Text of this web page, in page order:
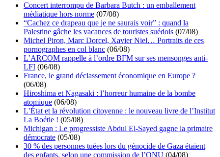
Concert interrompu de Barbara Butch : un emballement
médiatique hors norme (07/08)
“Cachez ce drapeau que je ne saurais voir” : quand la
Palestine gâche les vacances de touristes suédois (07/08)
Michel Piron, Marc Dorcel, Xavier Niel… Portraits de ces
pornographes en col blanc (06/08)
L’ARCOM rappelle à l’ordre BFM sur ses mensonges anti-
LFI (06/08)
France, le grand déclassement économique en Europe ?
(06/08)
Hiroshima et Nagasaki : l’horreur humaine de la bombe
atomique (06/08)
L’État et la révolution citoyenne : le nouveau livre de l’Institut
La Boétie ! (05/08)
Michigan : Le progressiste Abdul El-Sayed gagne la primaire
démocrate (05/08)
30 % des personnes tuées lors du génocide de Gaza étaient
des enfants, selon une commission de l’ONU (04/08)